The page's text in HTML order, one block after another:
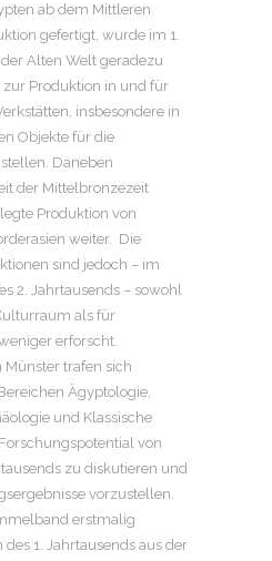
ab dem Mittleren
gefertigt, wurde im 1.
Alten Welt geradezu
Produktion in und für
insbesondere in
Objekte für die
Daneben
der Mittelbronzezeit
Produktion von
weiter. Die
sind jedoch – im
2. Jahrtausends – sowohl
als für
erforscht.
Münster trafen sich
Ägyptologie,
und Klassische
von
zu diskutieren und
vorzustellen.
erstmalig
1. Jahrtausends aus der